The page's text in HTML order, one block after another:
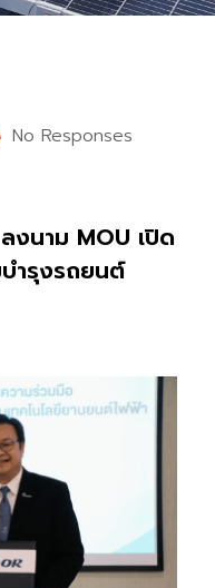
No Responses
งนาม MOU เปิด
ำรุงรถยนต์